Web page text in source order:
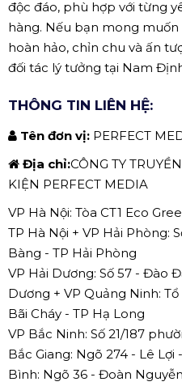
độc đáo, phù hợp với từng
hàng. Nếu bạn mong
hoàn hảo, chỉn chu và ấn
đối tác lý tưởng tại Nam
THÔNG TIN LIÊN HỆ:
Tên đơn vị: PERFECT
Địa chỉ:CÔNG TY
KIỆN PERFECT MEDIA
VP Hà Nội: Tòa CT1 Eco
TP Hà Nội + VP Hải Phòng:
Bàng - TP Hải Phòng
VP Hải Dương: Số 57 - Đào
Dương + VP Quảng Ninh:
Bãi Cháy - TP Hạ Long
VP Bắc Ninh: Số 21/187
Bắc Giang: Ngõ 274 - Lê Lợi
Bình: Ngõ 36 - Đoàn